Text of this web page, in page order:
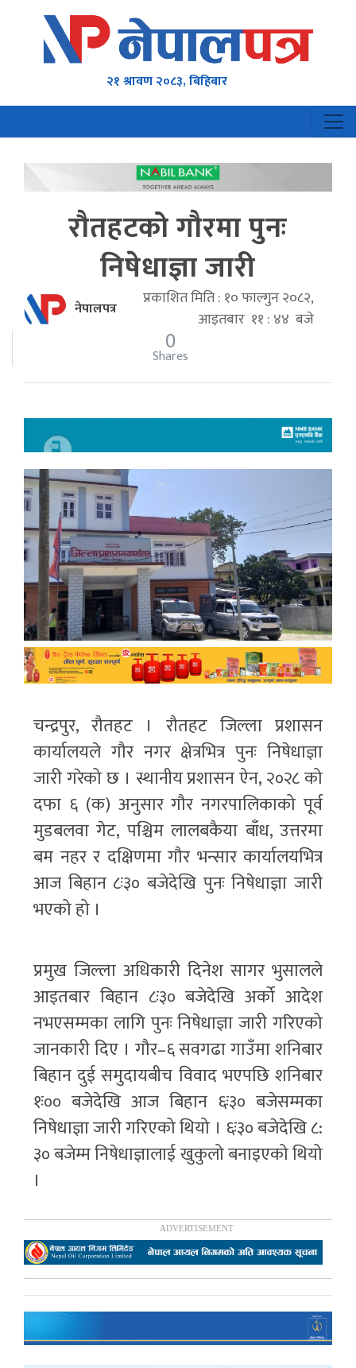
२१ श्रावण २०८३, बिहिबार
रौतहटको गौरमा पुनः
निषेधाज्ञा जारी
नेपालपत्र
प्रकाशित मिति : १० फाल्गुन २०८२,
आइतबार ११ : ४४ बजे
0
Shares
चन्द्रपुर, रौतहट । रौतहट जिल्ला प्रशासन
कार्यालयले गौर नगर क्षेत्रभित्र पुनः निषेधाज्ञा
जारी गरेको छ । स्थानीय प्रशासन ऐन, २०२८ को
दफा ६ (क) अनुसार गौर नगरपालिकाको पूर्व
मुडबलवा गेट, पश्चिम लालबकैया बाँध, उत्तरमा
बम नहर र दक्षिणमा गौर भन्सार कार्यालयभित्र
आज बिहान ८ः३० बजेदेखि पुनः निषेधाज्ञा जारी
भएको हो ।
प्रमुख जिल्ला अधिकारी दिनेश सागर भुसालले
आइतबार बिहान ८ः३० बजेदेखि अर्को आदेश
नभएसम्मका लागि पुनः निषेधाज्ञा जारी गरिएको
जानकारी दिए । गौर–६ सवगढा गाउँमा शनिबार
बिहान दुई समुदायबीच विवाद भएपछि शनिबार
१ः०० बजेदेखि आज बिहान ६ः३० बजेसम्मका
निषेधाज्ञा जारी गरिएको थियो । ६ः३० बजेदेखि ८:
३० बजेम्म निषेधाज्ञालाई खुकुलो बनाइएको थियो
।